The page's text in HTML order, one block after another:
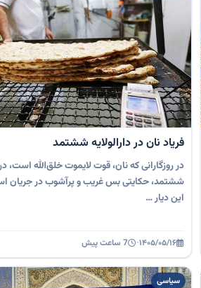
فریاد نان در دارالولایه‌ ششتمد
در روزگارانی که نان، قوت لایموت خلق‌الله است،
ششتمد، حکایتی بس غریب و پرآشوب در جریان
این دیار …
۱۴۰۵/۰۵/۱۶· 7 ساعت پیش
سیاسی